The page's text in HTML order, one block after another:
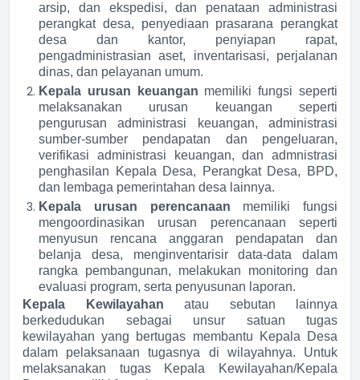
arsip, dan ekspedisi, dan penataan administrasi
perangkat desa, penyediaan prasarana perangkat
desa dan kantor, penyiapan rapat,
pengadministrasian aset, inventarisasi, perjalanan
dinas, dan pelayanan umum.
Kepala urusan keuangan memiliki fungsi seperti
melaksanakan urusan keuangan seperti
pengurusan administrasi keuangan, administrasi
sumber-sumber pendapatan dan pengeluaran,
verifikasi administrasi keuangan, dan admnistrasi
penghasilan Kepala Desa, Perangkat Desa, BPD,
dan lembaga pemerintahan desa lainnya.
Kepala urusan perencanaan memiliki fungsi
mengoordinasikan urusan perencanaan seperti
menyusun rencana anggaran pendapatan dan
belanja desa, menginventarisir data-data dalam
rangka pembangunan, melakukan monitoring dan
evaluasi program, serta penyusunan laporan.
Kepala Kewilayahan atau sebutan lainnya
berkedudukan sebagai unsur satuan tugas
kewilayahan yang bertugas membantu Kepala Desa
dalam pelaksanaan tugasnya di wilayahnya. Untuk
melaksanakan tugas Kepala Kewilayahan/Kepala